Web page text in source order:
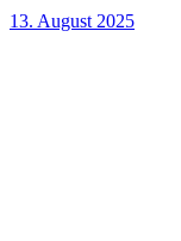
13. August 2025